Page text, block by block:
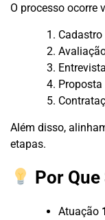
O processo ocorre
Cadastro
Proposta
Além disso,
etapas.
Por
Atuação